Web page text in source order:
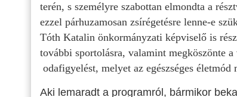
terén, s személyre szabottan elmondta a
ezzel párhuzamosan zsírégetésre lenne-e
Tóth Katalin önkormányzati képviselő is
további sportolásra, valamint megköszönte
odafigyelést, melyet az egészséges életmód
Aki lemaradt a programról, bármikor